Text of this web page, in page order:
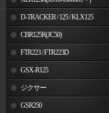
D-TRACKER / 125 / KLX125
CBR125R(JC50)
FTR223 / FTR223D
GSX-R125
ジクサー
GSR250